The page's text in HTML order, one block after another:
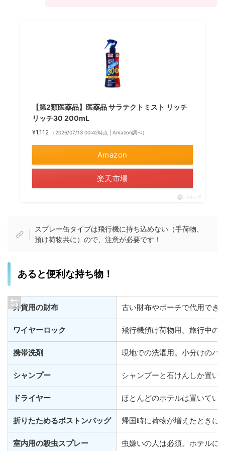
【第2類医薬品】医薬品 サラテクトミスト リッチ
リッチ30 200mL
¥1,112 （2026/07/13 00:42時点 | Amazon調べ）
Amazon
楽天市場
ポチップ
スプレー缶タイプは飛行機に持ち込めない（手荷物、
預け荷物共に）ので、注意が必要です！
あると便利な持ち物！
外貨用の財布 古い財布やポーチで代用でき
ワイヤーロック 飛行機預け荷物用。旅行中の
携帯洗剤 現地での洗濯用。小分けのパ
シャンプー シャンプーと石けんしか置い
ドライヤー ほとんどのホテルは置いてい
折りたためるボストンバッグ 帰国時に荷物が増えたときに
室内用の殺虫スプレー 虫嫌いの人は必須。ホテルに